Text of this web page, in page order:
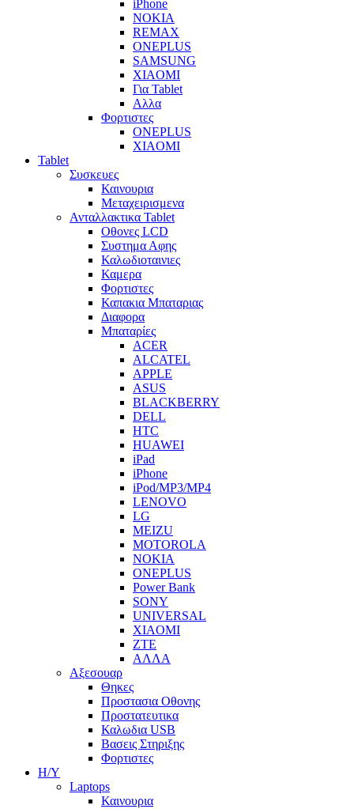
iPhone
NOKIA
REMAX
ONEPLUS
SAMSUNG
XIAOMI
Για Tablet
Αλλα
Φορτιστες
ONEPLUS
XIAOMI
Tablet
Συσκευες
Καινουρια
Μεταχειρισμενα
Ανταλλακτικα Tablet
Οθονες LCD
Συστημα Αφης
Καλωδιοταινιες
Καμερα
Φορτιστες
Καπακια Μπαταριας
Διαφορα
Μπαταρίες
ACER
ALCATEL
APPLE
ASUS
BLACKBERRY
DELL
HTC
HUAWEI
iPad
iPhone
iPod/MP3/MP4
LENOVO
LG
MEIZU
MOTOROLA
NOKIA
ONEPLUS
Power Bank
SONY
UNIVERSAL
XIAOMI
ZTE
ΑΛΛΑ
Αξεσουαρ
Θηκες
Προστασια Οθονης
Προστατευτικα
Καλωδια USB
Βασεις Στηριξης
Φορτιστες
Η/Υ
Laptops
Καινουρια